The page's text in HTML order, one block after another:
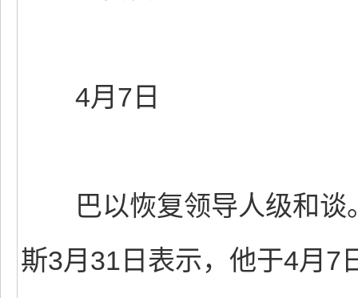
4月7日
巴以恢复领导人级和谈
斯3月31日表示，他于4月7